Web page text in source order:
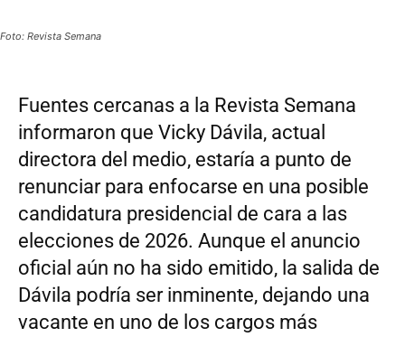
Foto: Revista Semana
Fuentes cercanas a la Revista Semana
informaron que Vicky Dávila, actual
directora del medio, estaría a punto de
renunciar para enfocarse en una posible
candidatura presidencial de cara a las
elecciones de 2026. Aunque el anuncio
oficial aún no ha sido emitido, la salida de
Dávila podría ser inminente, dejando una
vacante en uno de los cargos más